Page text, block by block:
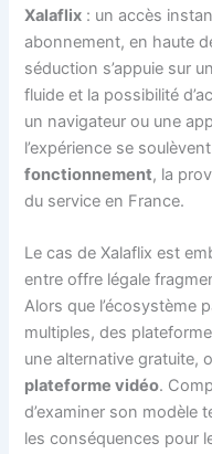
Xalaflix : un accès
abonnement, en haute
séduction s’appuie sur
fluide et la possibilité
un navigateur ou une
l’expérience se
fonctionnement, la
du service en France.
Le cas de Xalaflix est
entre offre légale
Alors que l’écosystème
multiples, des
une alternative gratuite,
plateforme vidéo.
d’examiner son modèle
les conséquences pour